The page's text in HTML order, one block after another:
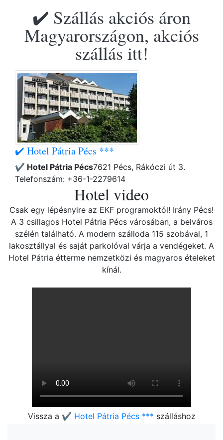
✔️ Szállás akciós áron
Magyarországon, akciós
szállás itt!
✔️ Hotel Pátria Pécs ***
✔️ Hotel Pátria Pécs7621 Pécs, Rákóczi út 3.
Telefonszám: +36-1-2279614
Hotel video
Csak egy lépésnyire az EKF programoktól! Irány Pécs!
A 3 csillagos Hotel Pátria Pécs városában, a belváros
szélén található. A modern szálloda 115 szobával, 1
lakosztállyal és saját parkolóval várja a vendégeket. A
Hotel Pátria étterme nemzetközi és magyaros ételeket
kínál.
Vissza a ✔️ Hotel Pátria Pécs *** szálláshoz